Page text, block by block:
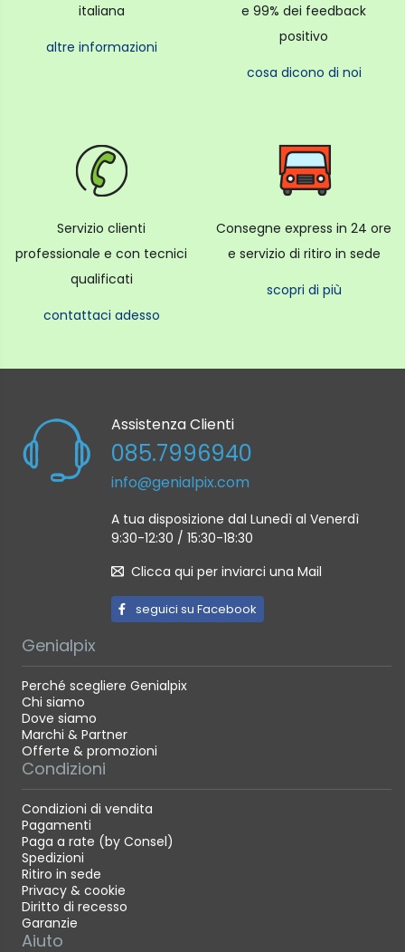
italiana
altre informazioni
e 99% dei feedback
positivo
cosa dicono di noi
Servizio clienti
professionale e con tecnici
qualificati
contattaci adesso
Consegne express in 24 ore
e servizio di ritiro in sede
scopri di più
Assistenza Clienti
085.7996940
info@genialpix.com
A tua disposizione dal Lunedì al Venerdì
9:30-12:30 / 15:30-18:30
Clicca qui per inviarci una Mail
seguici su Facebook
Genialpix
Perché scegliere Genialpix
Chi siamo
Dove siamo
Marchi & Partner
Offerte & promozioni
Condizioni
Condizioni di vendita
Pagamenti
Paga a rate (by Consel)
Spedizioni
Ritiro in sede
Privacy & cookie
Diritto di recesso
Garanzie
Aiuto